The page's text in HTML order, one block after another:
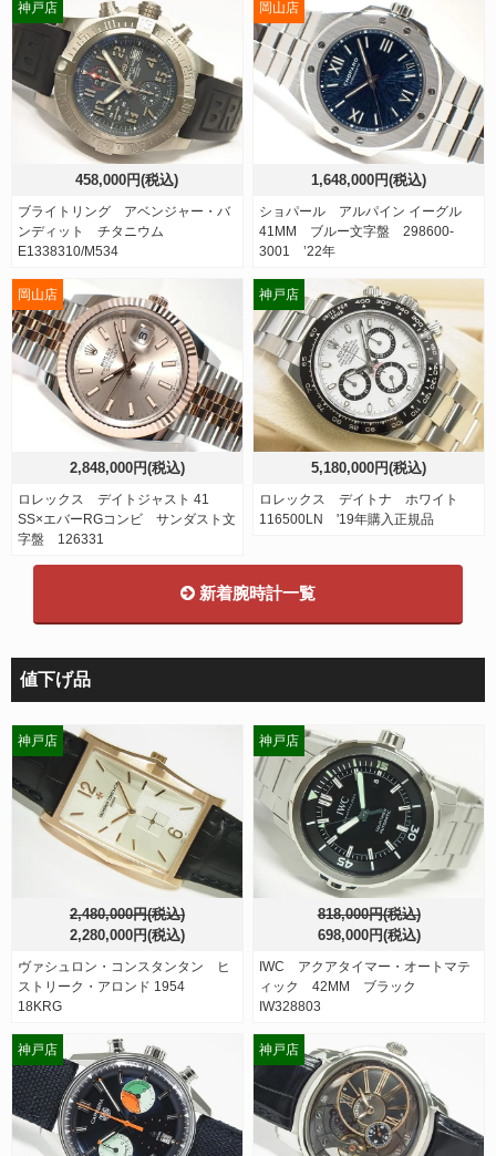
458,000円(税込)
ブライトリング アベンジャー・バ
ンディット チタニウム
E1338310/M534
神戸店
1,648,000円(税込)
ショパール アルパイン イーグル
41MM ブルー文字盤 298600-
3001 ’22年
岡山店
2,848,000円(税込)
ロレックス デイトジャスト 41
SS×エバーRGコンビ サンダスト文
字盤 126331
岡山店
5,180,000円(税込)
ロレックス デイトナ ホワイト
116500LN '19年購入正規品
神戸店
新着腕時計一覧
値下げ品
2,480,000円(税込)
2,280,000円(税込)
ヴァシュロン・コンスタンタン ヒ
ストリーク・アロンド 1954
18KRG
神戸店
818,000円(税込)
698,000円(税込)
IWC アクアタイマー・オートマテ
ィック 42MM ブラック
IW328803
神戸店
神戸店 神戸店